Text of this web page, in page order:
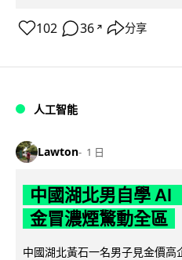
102 36 ↗ 分享
人工智能
Lawton 1 日
中國湖北男自學 AI
金冒濃煙驚動全區
中國湖北黃石一名男子見金價